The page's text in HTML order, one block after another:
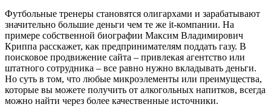
Футбольные тренеры становятся олигархами и зарабатывают
значительно большие деньги чем те же it-компании. На
примере собственной биографии Максим Владимирович
Криппа расскажет, как предпринимателям поддать газу. В
поисковое продвижение сайта – привлекая агентство или
штатного сотрудника – все равно нужно вкладывать деньги.
Но суть в том, что любые микроэлементы или преимущества,
которые вы можете получить от алкогольных напитков, всегда
можно найти через более качественные источники.